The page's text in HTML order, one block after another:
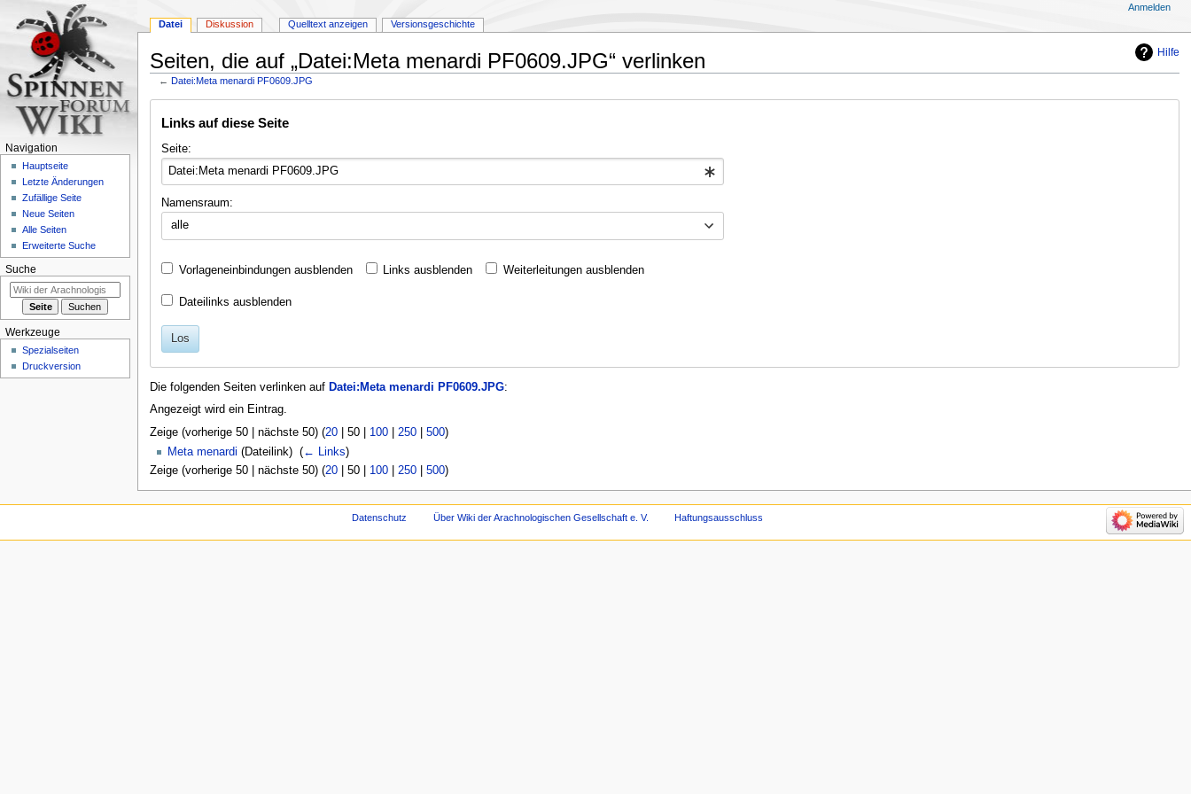
Hilfe
Seiten, die auf „Datei:Meta menardi PF0609.JPG“ verlinken
← Datei:Meta menardi PF0609.JPG
Navigation
Suche
Links auf diese Seite
Seite:
Namensraum:
alle
Vorlageneinbindungen ausblenden Links ausblenden Weiterleitungen ausblenden
Dateilinks ausblenden
Los
Die folgenden Seiten verlinken auf Datei:Meta menardi PF0609.JPG:
Angezeigt wird ein Eintrag.
Zeige (vorherige 50| nächste 50) (20| 50| 100| 250| 500)
Meta menardi (Dateilink) ‎ (← Links)
Zeige (vorherige 50| nächste 50) (20| 50| 100| 250| 500)
Datei Diskussion Quelltext anzeigen Versionsgeschichte
Anmelden
Navigation
Hauptseite
Letzte Änderungen
Zufällige Seite
Neue Seiten
Alle Seiten
Erweiterte Suche
Suche
Werkzeuge
Spezialseiten
Druckversion
Datenschutz Über Wiki der Arachnologischen Gesellschaft e. V. Haftungsausschluss